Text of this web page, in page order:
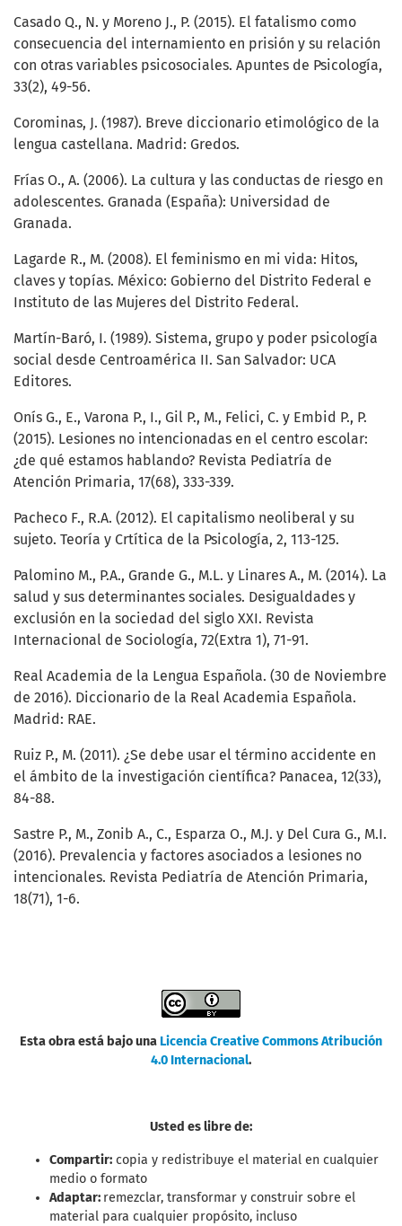
Casado Q., N. y Moreno J., P. (2015). El fatalismo como
consecuencia del internamiento en prisión y su relación
con otras variables psicosociales. Apuntes de Psicología,
33(2), 49-56.
Corominas, J. (1987). Breve diccionario etimológico de la
lengua castellana. Madrid: Gredos.
Frías O., A. (2006). La cultura y las conductas de riesgo en
adolescentes. Granada (España): Universidad de
Granada.
Lagarde R., M. (2008). El feminismo en mi vida: Hitos,
claves y topías. México: Gobierno del Distrito Federal e
Instituto de las Mujeres del Distrito Federal.
Martín-Baró, I. (1989). Sistema, grupo y poder psicología
social desde Centroamérica II. San Salvador: UCA
Editores.
Onís G., E., Varona P., I., Gil P., M., Felici, C. y Embid P., P.
(2015). Lesiones no intencionadas en el centro escolar:
¿de qué estamos hablando? Revista Pediatría de
Atención Primaria, 17(68), 333-339.
Pacheco F., R.A. (2012). El capitalismo neoliberal y su
sujeto. Teoría y Crtítica de la Psicología, 2, 113-125.
Palomino M., P.A., Grande G., M.L. y Linares A., M. (2014). La
salud y sus determinantes sociales. Desigualdades y
exclusión en la sociedad del siglo XXI. Revista
Internacional de Sociología, 72(Extra 1), 71-91.
Real Academia de la Lengua Española. (30 de Noviembre
de 2016). Diccionario de la Real Academia Española.
Madrid: RAE.
Ruiz P., M. (2011). ¿Se debe usar el término accidente en
el ámbito de la investigación científica? Panacea, 12(33),
84-88.
Sastre P., M., Zonib A., C., Esparza O., M.J. y Del Cura G., M.I.
(2016). Prevalencia y factores asociados a lesiones no
intencionales. Revista Pediatría de Atención Primaria,
18(71), 1-6.
Esta obra está bajo una Licencia Creative Commons Atribución
4.0 Internacional.
Usted es libre de:
Compartir: copia y redistribuye el material en cualquier
medio o formato
Adaptar: remezclar, transformar y construir sobre el
material para cualquier propósito, incluso